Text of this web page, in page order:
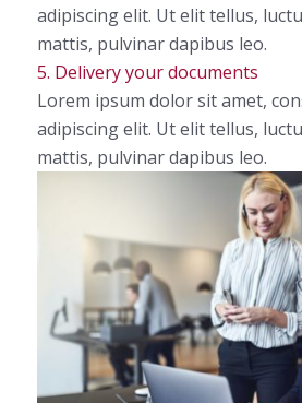
adipiscing elit. Ut elit tellus,
mattis, pulvinar dapibus leo.
5. Delivery your documents
Lorem ipsum dolor sit amet,
adipiscing elit. Ut elit tellus,
mattis, pulvinar dapibus leo.